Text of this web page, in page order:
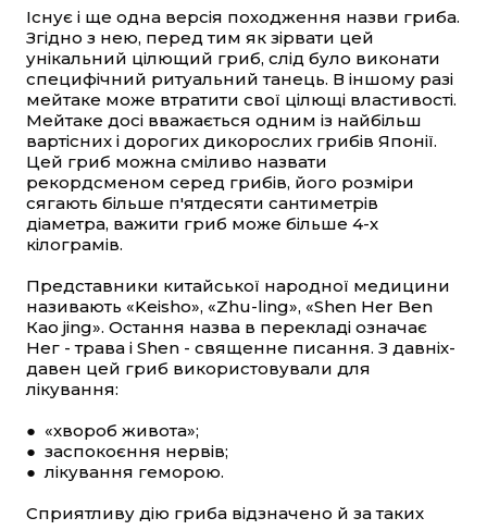
Існує і ще одна версія походження назви гриба.
Згідно з нею, перед тим як зірвати цей
унікальний цілющий гриб, слід було виконати
специфічний ритуальний танець. В іншому разі
мейтаке може втратити свої цілющі властивості.
Мейтаке досі вважається одним із найбільш
вартісних і дорогих дикорослих грибів Японії.
Цей гриб можна сміливо назвати
рекордсменом серед грибів, його розміри
сягають більше п'ятдесяти сантиметрів
діаметра, важити гриб може більше 4-х
кілограмів.
Представники китайської народної медицини
називають «Keisho», «Zhu-ling», «Shen Нer Ben
Као jing». Остання назва в перекладі означає
Нег - трава і Shen - священне писання. З давніх-
давен цей гриб використовували для
лікування:
● «хвороб живота»;
● заспокоєння нервів;
● лікування геморою.
Сприятливу дію гриба відзначено й за таких